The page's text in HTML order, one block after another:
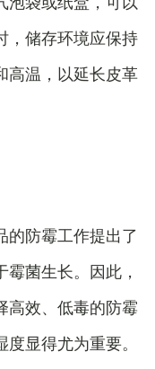
，储存环境应保持
高温，以延长皮革
的防霉工作提出了
菌生长。因此，
高效、低毒的防霉
显得尤为重要。